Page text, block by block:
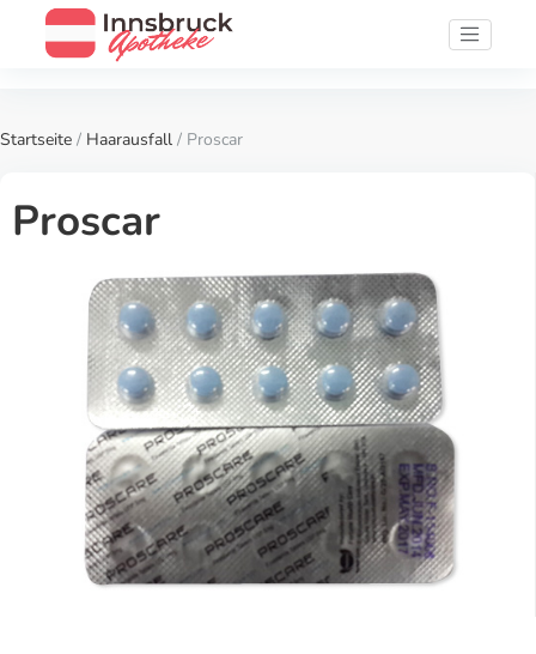
Startseite / Haarausfall / Proscar
Proscar